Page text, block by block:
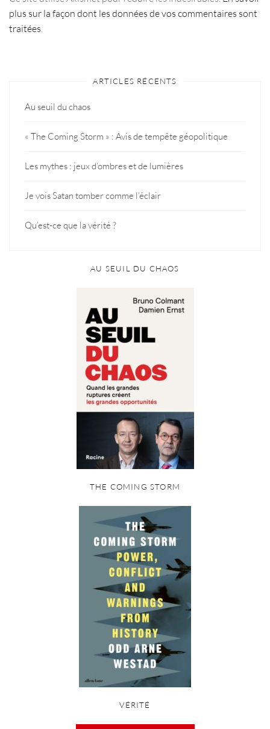
plus sur la façon dont les données de vos commentaires sont
traitées.
ARTICLES RÉCENTS
Au seuil du chaos
« The Coming Storm » : Avis de tempête géopolitique
Les mythes : jeux d’ombres et de lumières
Je vois Satan tomber comme l’éclair
Qu’est-ce que la vérité ?
AU SEUIL DU CHAOS
THE COMING STORM
VÉRITÉ